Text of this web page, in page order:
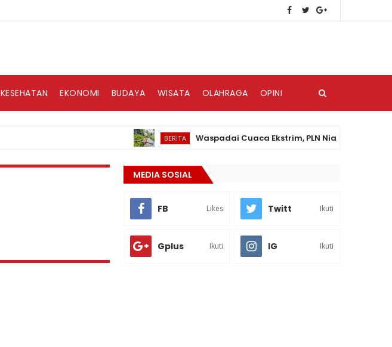
KESEHATAN EKONOMI BUDAYA WISATA OLAHRAGA OPINI
BERITA Waspadai Cuaca Ekstrim, PLN Nias Himbau
MEDIA SOSIAL
FB Likes Twitt Ikuti
Gplus Ikuti IG Ikuti